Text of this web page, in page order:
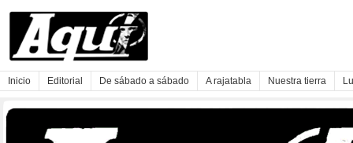
Inicio Editorial De sábado a sábado A rajatabla Nuestra tierra